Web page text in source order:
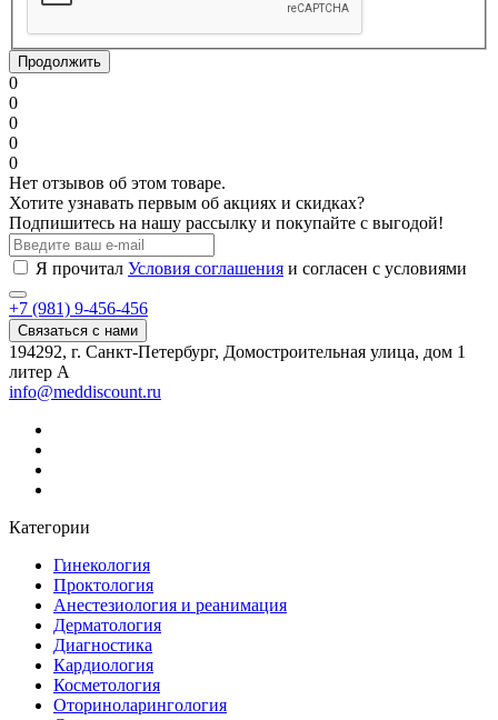
Продолжить
0
0
0
0
0
Нет отзывов об этом товаре.
Хотите узнавать первым об акциях и скидках?
Подпишитесь на нашу рассылку и покупайте с выгодой!
Я прочитал Условия соглашения и согласен с условиями
+7 (981) 9-456-456
Связаться с нами
194292, г. Санкт-Петербург, Домостроительная улица, дом 1
литер А
info@meddiscount.ru
Категории
Гинекология
Проктология
Анестезиология и реанимация
Дерматология
Диагностика
Кардиология
Косметология
Оториноларингология